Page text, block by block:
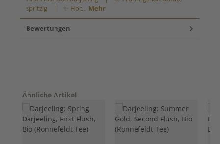
spritzig | ✨ Hoc… Mehr
Bewertungen
Produktgalerie überspringen
Ähnliche Artikel